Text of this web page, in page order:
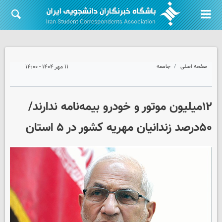
صفحه اصلی جامعه ۱۱ مهر ۱۴۰۴ - ۱۴:۰۰
۱۲میلیون موتور و خودرو بیمه‌نامه ندارند/
۵۰درصد زندانیان مهریه کشور در ۵ استان